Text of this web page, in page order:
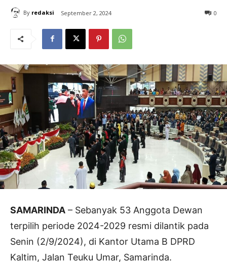
By redaksi September 2, 2024 0
SAMARINDA – Sebanyak 53 Anggota Dewan
terpilih periode 2024-2029 resmi dilantik pada
Senin (2/9/2024), di Kantor Utama B DPRD
Kaltim, Jalan Teuku Umar, Samarinda.